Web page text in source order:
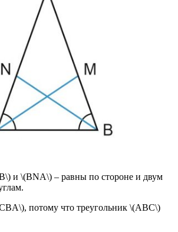
и \(BNA\) – равны по стороне и двум
потому что треугольник \(ABC\)